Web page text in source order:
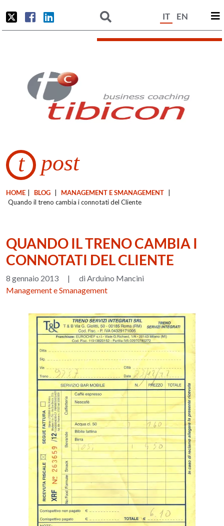
IT EN
t post
HOME BLOG MANAGEMENT E SMANAGEMENT
Quando il treno cambia i connotati del Cliente
QUANDO IL TRENO CAMBIA I
CONNOTATI DEL CLIENTE
8 gennaio 2013 |
di Arduino Mancini
Management e Smanagement